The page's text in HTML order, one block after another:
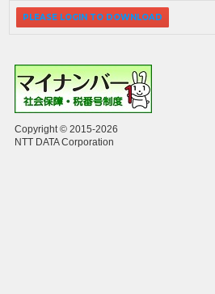
PLEASE LOGIN TO DOWNLOAD
Copyright © 2015-2026
NTT DATA Corporation